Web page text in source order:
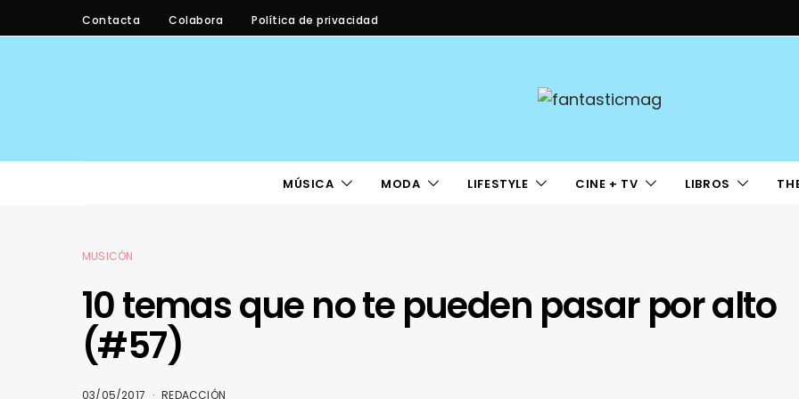
Contacta Colabora Política de privacidad
MÚSICA MODA LIFESTYLE CINE + TV LIBROS
MUSICÓN
10 temas que no te pueden pasar por alto
(#57)
03/05/2017 REDACCIÓN